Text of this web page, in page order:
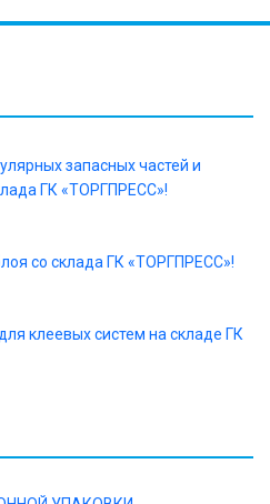
запасных частей и
ГК «ТОРГПРЕСС»!
со склада ГК «ТОРГПРЕСС»!
клеевых систем на складе ГК